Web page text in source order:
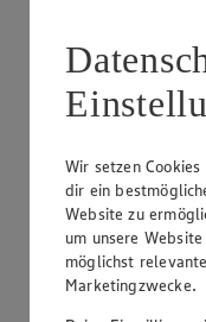
Wir setzen
dir ein
Website zu
um unsere
möglichst
Marketingzwecke.